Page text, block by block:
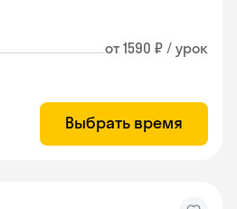
от 1590 ₽ / урок
Выбрать время